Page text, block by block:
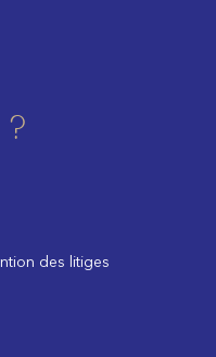
des litiges